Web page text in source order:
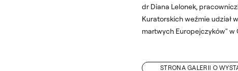
dr Diana Lelonek,
Kuratorskich weźmie udział
martwych Europejczyków" w
STRONA GALERII O